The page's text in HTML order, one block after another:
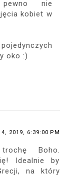
nie
kobiet w
oko :)
4, 2019, 6:39:00 PM
Boho.
Idealnie by
na który